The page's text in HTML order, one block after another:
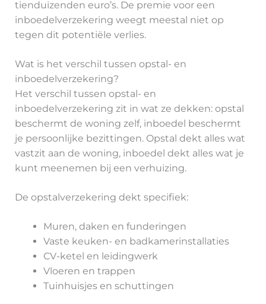
tienduizenden euro’s. De premie voor een
inboedelverzekering weegt meestal niet op
tegen dit potentiële verlies.
Wat is het verschil tussen opstal- en
inboedelverzekering?
Het verschil tussen opstal- en
inboedelverzekering zit in wat ze dekken: opstal
beschermt de woning zelf, inboedel beschermt
je persoonlijke bezittingen. Opstal dekt alles wat
vastzit aan de woning, inboedel dekt alles wat je
kunt meenemen bij een verhuizing.
De opstalverzekering dekt specifiek:
Muren, daken en funderingen
Vaste keuken- en badkamerinstallaties
CV-ketel en leidingwerk
Vloeren en trappen
Tuinhuisjes en schuttingen